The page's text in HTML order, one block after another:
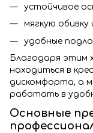
устойчивое
мягкую
удобные
Благодаря этим
находиться в
дискомфорта, а
работать в
Основные